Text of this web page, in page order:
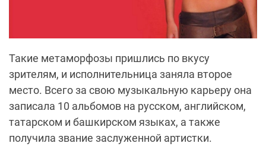
Такие метаморфозы пришлись по вкусу
зрителям, и исполнительница заняла второе
место. Всего за свою музыкальную карьеру она
записала 10 альбомов на русском, английском,
татарском и башкирском языках, а также
получила звание заслуженной артистки.